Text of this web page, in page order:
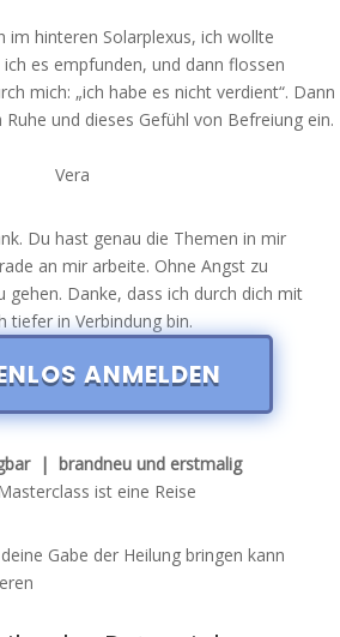
im hinteren Solarplexus, ich wollte
es empfunden, und dann flossen
mich: „ich habe es nicht verdient“. Dann
und dieses Gefühl von Befreiung ein.
Vera
Du hast genau die Themen in mir
an mir arbeite. Ohne Angst zu
gehen. Danke, dass ich durch dich mit
tiefer in Verbindung bin.
ANMELDEN
| brandneu und erstmalig
ist eine Reise
Gabe der Heilung bringen kann